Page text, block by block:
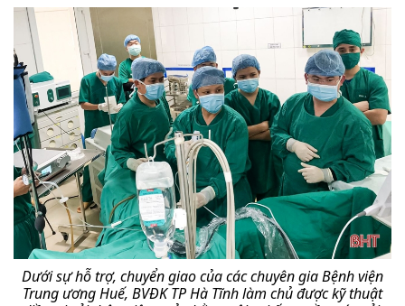
Dưới sự hỗ trợ, chuyển giao của các chuyên gia Bệnh viện
Trung ương Huế, BVĐK TP Hà Tĩnh làm chủ được kỹ thuật